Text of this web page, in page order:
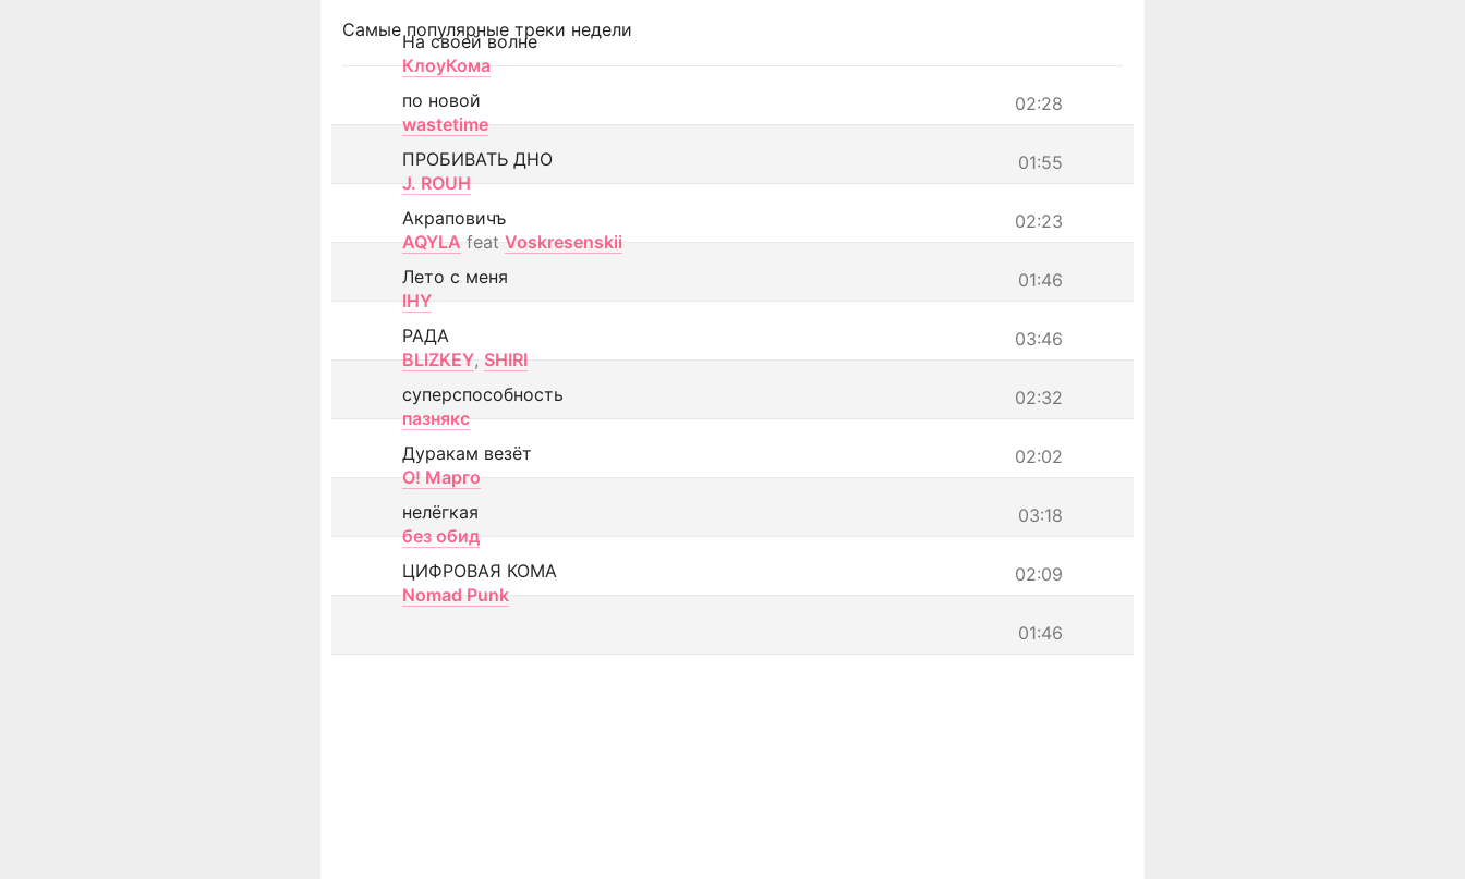
Самые популярные треки недели
На своей волне
КлоуКома
02:28
по новой
wastetime
01:55
ПРОБИВАТЬ ДНО
J. ROUH
02:23
Акраповичъ
AQYLA feat Voskresenskii
01:46
Лето с меня
IHY
03:46
РАДА
BLIZKEY, SHIRI
02:32
суперспособность
пазнякс
02:02
Дуракам везёт
О! Марго
03:18
нелёгкая
без обид
02:09
ЦИФРОВАЯ КОМА
Nomad Punk
01:46